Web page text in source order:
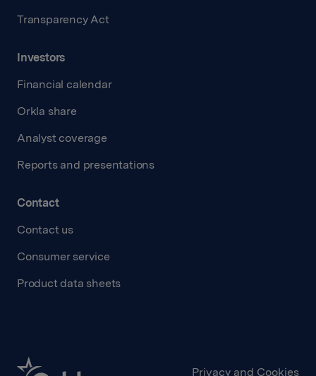
Transparency Act
Investors
Financial calendar
Orkla share
Analyst coverage
Reports and presentations
Contact
Contact us
Consumer service
Product data sheets
Privacy and Cookies